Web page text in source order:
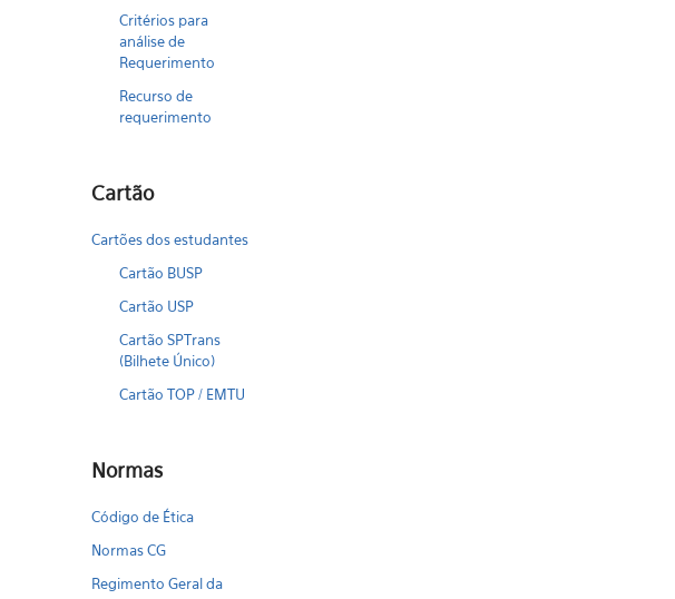
Critérios para
análise de
Requerimento
Recurso de
requerimento
Cartão
Cartões dos estudantes
Cartão BUSP
Cartão USP
Cartão SPTrans
(Bilhete Único)
Cartão TOP / EMTU
Normas
Código de Ética
Normas CG
Regimento Geral da